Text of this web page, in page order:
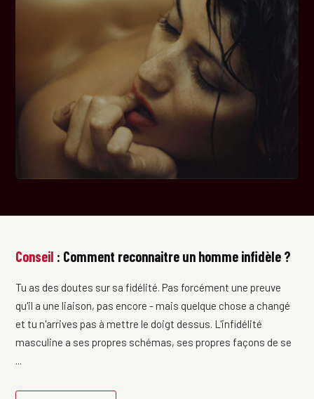
Conseil : Comment reconnaitre un homme infidèle ?
Tu as des doutes sur sa fidélité. Pas forcément une preuve
qu'il a une liaison, pas encore - mais quelque chose a changé
et tu n'arrives pas à mettre le doigt dessus. L'infidélité
masculine a ses propres schémas, ses propres façons de se
...